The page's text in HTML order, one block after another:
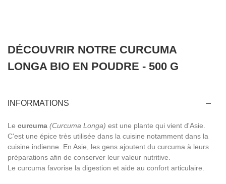
DÉCOUVRIR NOTRE CURCUMA
LONGA BIO EN POUDRE - 500 G
INFORMATIONS
Le curcuma (Curcuma Longa) est une plante qui vient d'Asie.
C'est une épice très utilisée dans la cuisine notamment dans la
cuisine indienne. En Asie, les gens ajoutent du curcuma à leurs
préparations afin de conserver leur valeur nutritive.
Le curcuma favorise la digestion et aide au confort articulaire.